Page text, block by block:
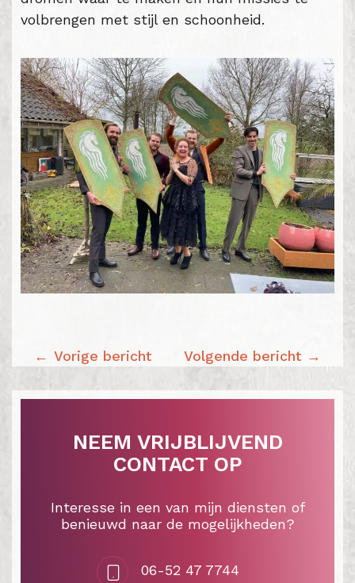
volbrengen met stijl en schoonheid.
BERICHT
Vorige bericht Volgende bericht
NEEM VRIJBLIJVEND
CONTACT OP
Interesse in een van mijn diensten of
benieuwd naar de mogelijkheden?
06-52 47 7744